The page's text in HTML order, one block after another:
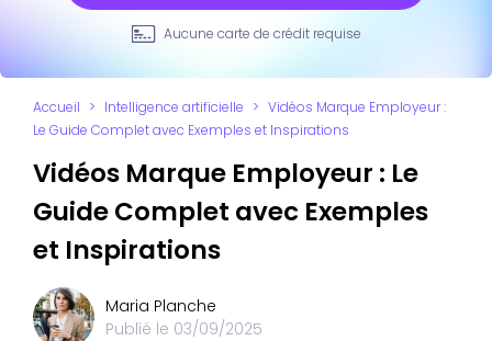
Aucune carte de crédit requise
Accueil > Intelligence artificielle > Vidéos Marque Employeur :
Le Guide Complet avec Exemples et Inspirations
Vidéos Marque Employeur : Le
Guide Complet avec Exemples
et Inspirations
Maria Planche
Publié le 03/09/2025